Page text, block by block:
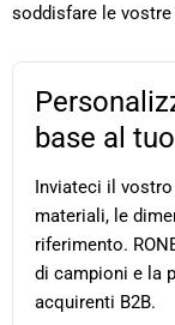
soddisfare le
base al
Inviateci il
materiali, le
riferimento.
di campioni e la
acquirenti B2B.